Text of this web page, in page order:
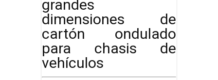
grandes
dimensiones de
cartón ondulado
para chasis de
vehículos